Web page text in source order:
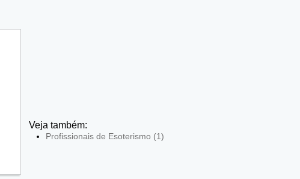
Veja também:
Profissionais de Esoterismo (1)